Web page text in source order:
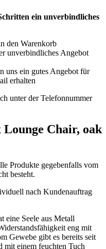
ein unverbindliches
den Warenkorb
unverbindliches Angebot
uns ein gutes Angebot für
erhalten
unter der Telefonnummer
Chair, oak
Produkte gegebenfalls vom
besteht.
nach Kundenauftrag
Seele aus Metall
eng mit
Gewebe gibt es bereits seit
mit einem feuchten Tuch